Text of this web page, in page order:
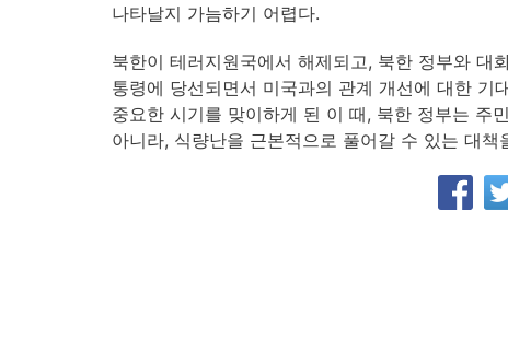
나타날지 가늠하기 어렵다.
북한이 테러지원국에서 해제되고, 북한 정부와 대
통령에 당선되면서 미국과의 관계 개선에 대한 기
중요한 시기를 맞이하게 된 이 때, 북한 정부는 주
아니라, 식량난을 근본적으로 풀어갈 수 있는 대책